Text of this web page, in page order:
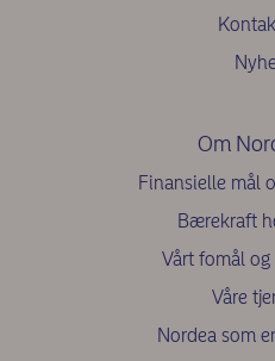
Om
Finansielle mål
Bærekraft
Vårt fomål
Våre
Nordea som